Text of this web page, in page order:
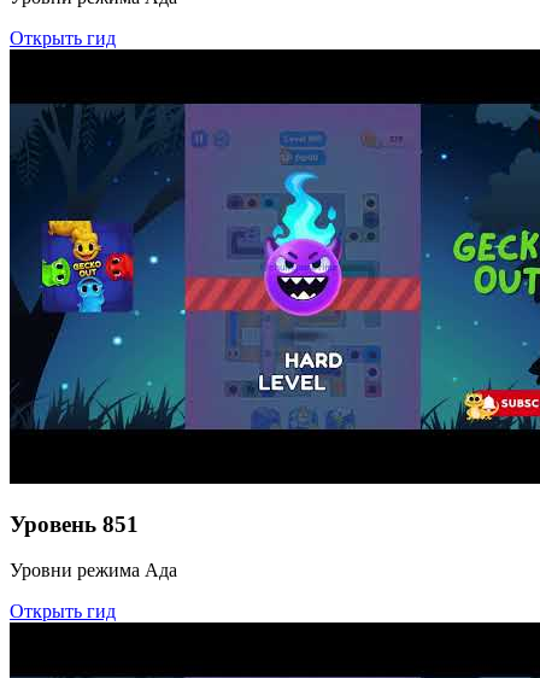
Открыть гид
Уровень 851
Уровни режима Ада
Открыть гид